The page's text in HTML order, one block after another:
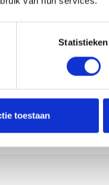
Statistieken
toestaan